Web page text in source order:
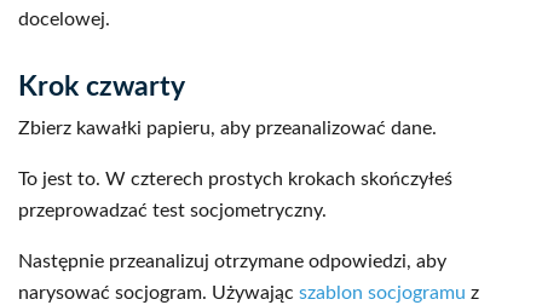
docelowej.
Krok czwarty
Zbierz kawałki papieru, aby przeanalizować dane.
To jest to. W czterech prostych krokach skończyłeś
przeprowadzać test socjometryczny.
Następnie przeanalizuj otrzymane odpowiedzi, aby
narysować socjogram. Używając szablon socjogramu z